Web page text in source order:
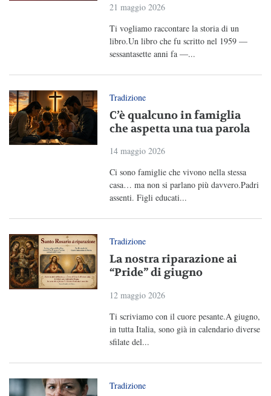
21 maggio 2026
Ti vogliamo raccontare la storia di un
libro.Un libro che fu scritto nel 1959 —
sessantasette anni fa —...
Tradizione
C’è qualcuno in famiglia
che aspetta una tua parola
14 maggio 2026
Ci sono famiglie che vivono nella stessa
casa… ma non si parlano più davvero.Padri
assenti. Figli educati...
Tradizione
La nostra riparazione ai
“Pride” di giugno
12 maggio 2026
Ti scriviamo con il cuore pesante.A giugno,
in tutta Italia, sono già in calendario diverse
sfilate del...
Tradizione